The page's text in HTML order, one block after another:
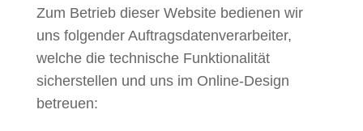
Zum Betrieb dieser Website bedienen wir
uns folgender Auftragsdatenverarbeiter,
welche die technische Funktionalität
sicherstellen und uns im Online-Design
betreuen: